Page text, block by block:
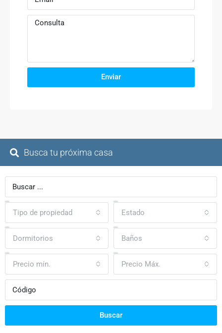
Enviar
Busca tu próxima casa
Tipo de propiedad Estado
Dormitorios Baños
Precio mín. Precio Máx.
Buscar